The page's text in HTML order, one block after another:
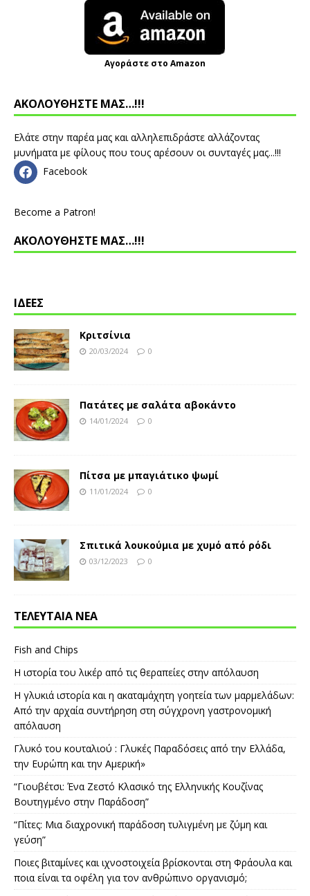
Αγοράστε στο Amazon
ΑΚΟΛΟΥΘΗΣΤΕ ΜΑΣ…!!!
Ελάτε στην παρέα μας και αλληλεπιδράστε αλλάζοντας
μυνήματα με φίλους που τους αρέσουν οι συνταγές μας...!!!
Facebook
Become a Patron!
ΑΚΟΛΟΥΘΗΣΤΕ ΜΑΣ…!!!
ΙΔΕΕΣ
Κριτσίνια
20/03/2024 0
Πατάτες με σαλάτα αβοκάντο
14/01/2024 0
Πίτσα με μπαγιάτικο ψωμί
11/01/2024 0
Σπιτικά λουκούμια με χυμό από ρόδι
03/12/2023 0
ΤΕΛΕΥΤΑΙΑ ΝΕΑ
Fish and Chips
Η ιστορία του λικέρ από τις θεραπείες στην απόλαυση
Η γλυκιά ιστορία και η ακαταμάχητη γοητεία των μαρμελάδων:
Από την αρχαία συντήρηση στη σύγχρονη γαστρονομική
απόλαυση
Γλυκό του κουταλιού : Γλυκές Παραδόσεις από την Ελλάδα,
την Ευρώπη και την Αμερική»
“Γιουβέτσι: Ένα Ζεστό Κλασικό της Ελληνικής Κουζίνας
Βουτηγμένο στην Παράδοση”
“Πίτες: Μια διαχρονική παράδοση τυλιγμένη με ζύμη και
γεύση”
Ποιες βιταμίνες και ιχνοστοιχεία βρίσκονται στη Φράουλα και
ποια είναι τα οφέλη για τον ανθρώπινο οργανισμό;